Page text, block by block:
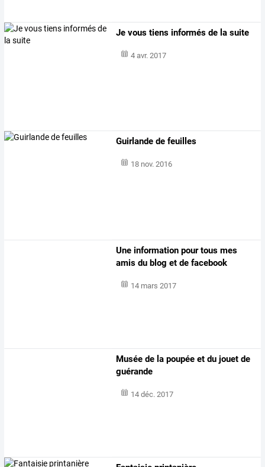
Je vous tiens informés de la suite
4 avr. 2017
Guirlande de feuilles
18 nov. 2016
Une information pour tous mes
amis du blog et de facebook
14 mars 2017
Musée de la poupée et du jouet de
guérande
14 déc. 2017